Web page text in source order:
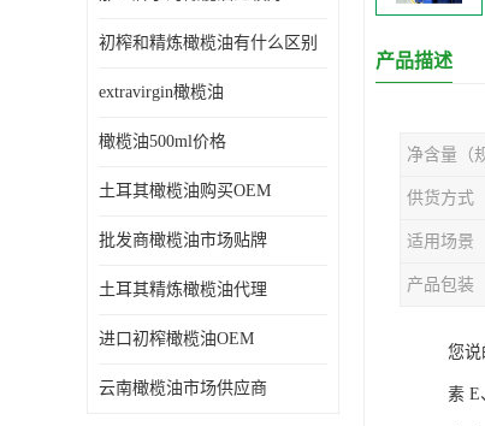
初榨和精炼橄榄油有什么区别
extravirgin橄榄油
橄榄油500ml价格
土耳其橄榄油购买OEM
批发商橄榄油市场贴牌
土耳其精炼橄榄油代理
进口初榨橄榄油OEM
云南橄榄油市场供应商
产品描述
净含量（
供货方式
适用场景
产品包装
您说
素 E